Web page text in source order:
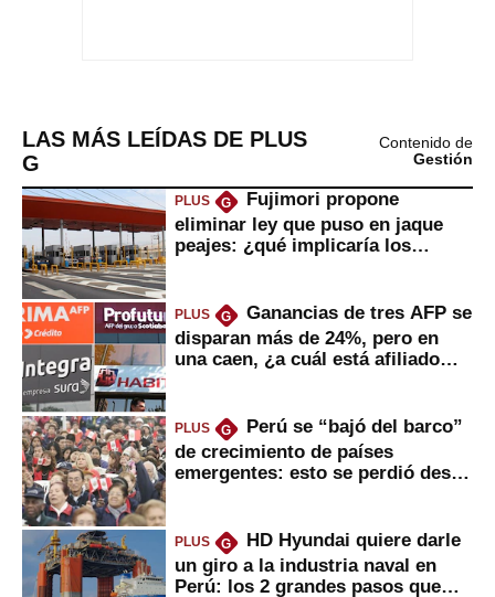
LAS MÁS LEÍDAS DE PLUS
G
Contenido de
Gestión
PLUS G
Fujimori propone
eliminar ley que puso en jaque
peajes: ¿qué implicaría los
PLUS G
Ganancias de tres AFP se
disparan más de 24%, pero en
una caen, ¿a cuál está afiliado
PLUS G
Perú se “bajó del barco”
de crecimiento de países
emergentes: esto se perdió desde
PLUS G
HD Hyundai quiere darle
un giro a la industria naval en
Perú: los 2 grandes pasos que